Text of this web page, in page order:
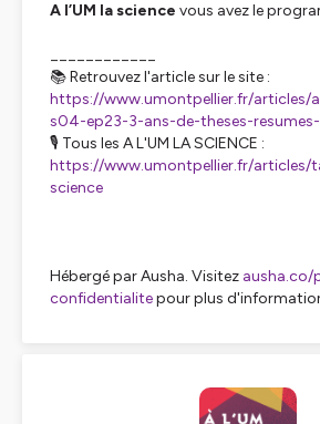
A l’UM la science vous avez le
📚 Retrouvez l'article sur le site :
https://www.umontpellier.fr/articles/
s04-ep23-3-ans-de-theses-
🎙️ Tous les A L'UM LA SCIENCE :
https://www.umontpellier.fr/articles/
science
Hébergé par Ausha. Visitez ausha.co/
confidentialitepour plus